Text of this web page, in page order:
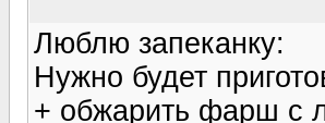
Люблю запеканку:
Нужно будет
+ обжарить фарш с